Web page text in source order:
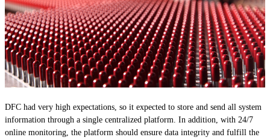
DFC had very high expectations, so it expected to store and send all system
information through a single centralized platform. In addition, with 24/7
online monitoring, the platform should ensure data integrity and fulfill the